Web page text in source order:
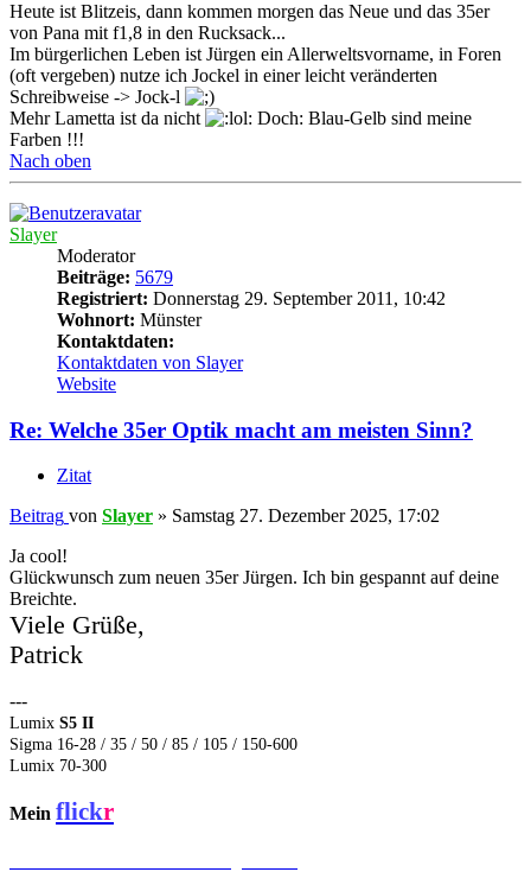
Heute ist Blitzeis, dann kommen morgen das Neue und das 35er
von Pana mit f1,8 in den Rucksack...
Im bürgerlichen Leben ist Jürgen ein Allerweltsvorname, in Foren
(oft vergeben) nutze ich Jockel in einer leicht veränderten
Schreibweise -> Jock-l
Mehr Lametta ist da nicht
Doch: Blau-Gelb sind meine
Farben !!!
Nach oben
Slayer
Moderator
Beiträge: 5679
Registriert: Donnerstag 29. September 2011, 10:42
Wohnort: Münster
Kontaktdaten:
Kontaktdaten von Slayer
Website
Re: Welche 35er Optik macht am meisten Sinn?
Zitat
Beitrag von Slayer » Samstag 27. Dezember 2025, 17:02
Ja cool!
Glückwunsch zum neuen 35er Jürgen. Ich bin gespannt auf deine
Breichte.
Viele Grüße,
Patrick
---
Lumix S5 II
Sigma 16-28 / 35 / 50 / 85 / 105 / 150-600
Lumix 70-300
Mein flickr